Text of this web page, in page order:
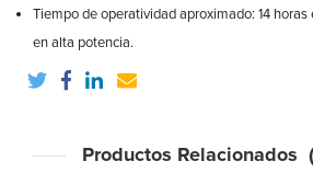
Tiempo de operatividad aproximado: 14 horas
en alta potencia.
Productos Relacionados